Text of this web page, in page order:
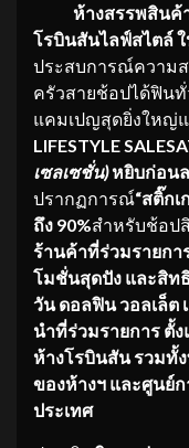
ห้างสรรพสินค้
โรบินสันไลฟ์สไตล์
ประสบการณ์ความ
ครัวสายช้อปได้ฟินทั่
แคมเปญสุดยิ่งใหญ่
LIFESTYLE
เซลเซชั่น)หยิบก่อนล
ปรากฏการณ์“สติ๊ก
ถึง 90%สำหรับช้อป
ร้านค้าที่ร่วมรายกา
โมชั่นสุดปัง และสิท
วัน ดอลฟิน วอลเล็ต
นำที่ร่วมรายการ ตั้
ห้างโรบินสันรวมทั้
ของห้างฯ และศูนย์
ประเทศ